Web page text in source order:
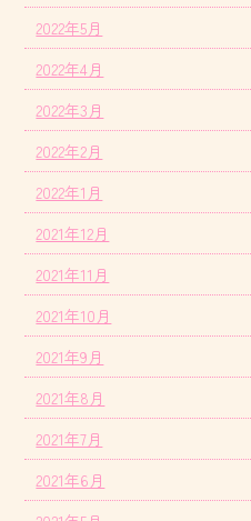
2022年5月
2022年4月
2022年3月
2022年2月
2022年1月
2021年12月
2021年11月
2021年10月
2021年9月
2021年8月
2021年7月
2021年6月